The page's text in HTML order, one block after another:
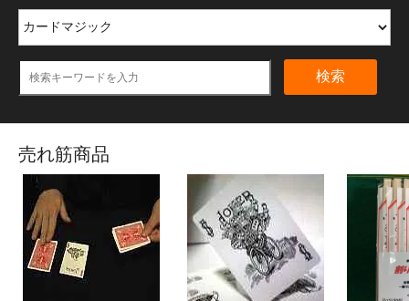
検索
売れ筋商品